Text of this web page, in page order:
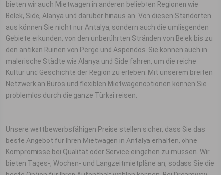
bieten wir auch Mietwagen in anderen beliebten Regionen wie
Belek, Side, Alanya und darüber hinaus an. Von diesen Standorten
aus können Sie nicht nur Antalya, sondern auch die umliegenden
Gebiete erkunden, von den unberührten Stränden von Belek bis zu
den antiken Ruinen von Perge und Aspendos. Sie können auch in
malerische Städte wie Alanya und Side fahren, um die reiche
Kultur und Geschichte der Region zu erleben. Mit unserem breiten
Netzwerk an Büros und flexiblen Mietwagenoptionen können Sie
problemlos durch die ganze Türkei reisen.
Unsere wettbewerbsfähigen Preise stellen sicher, dass Sie das
beste Angebot für Ihren Mietwagen in Antalya erhalten, ohne
Kompromisse bei Qualität oder Service eingehen zu müssen. Wir
bieten Tages-, Wochen- und Langzeitmietpläne an, sodass Sie die